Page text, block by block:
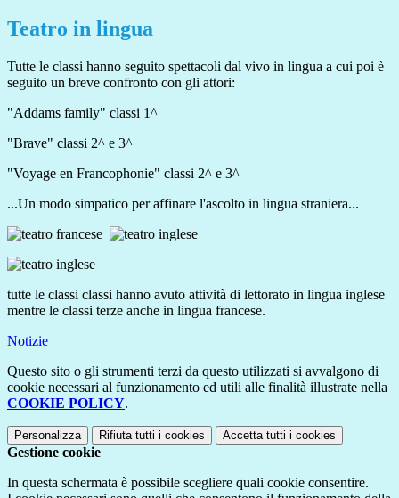
Teatro in lingua
Tutte le classi hanno seguito spettacoli dal vivo in lingua a cui poi è
seguito un breve confronto con gli attori:
"Addams family" classi 1^
"Brave" classi 2^ e 3^
"Voyage en Francophonie" classi 2^ e 3^
...Un modo simpatico per affinare l'ascolto in lingua straniera...
tutte le classi classi hanno avuto attività di lettorato in lingua inglese
mentre le classi terze anche in lingua francese.
Notizie
Questo sito o gli strumenti terzi da questo utilizzati si avvalgono di
cookie necessari al funzionamento ed utili alle finalità illustrate nella
COOKIE POLICY.
Personalizza Rifiuta tutti i cookies Accetta tutti i cookies
Gestione cookie
In questa schermata è possibile scegliere quali cookie consentire.